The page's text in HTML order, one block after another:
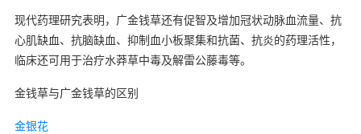
现代药理研究表明，广金钱草还有促智及增加冠状动脉血流量、抗
心肌缺血、抗脑缺血、抑制血小板聚集和抗菌、抗炎的药理活性，
临床还可用于治疗水莽草中毒及解雷公藤毒等。
金钱草与广金钱草的区别
金银花